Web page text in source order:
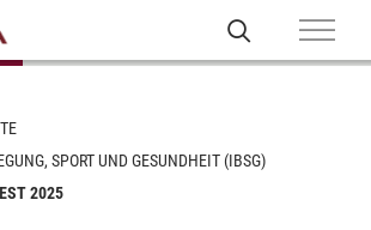
SPORT UND GESUNDHEIT (IBSG)
2025